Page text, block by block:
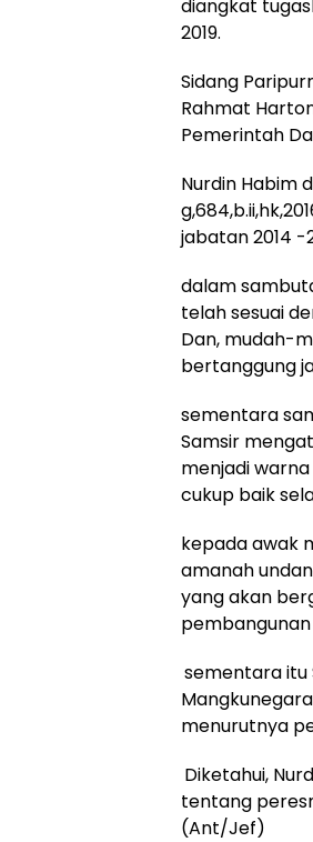
diangkat
2019.
Sidang
Rahmat
Pemerintah
Nurdin Habim
jabatan 2014 -
dalam
telah sesuai
Dan, mudah-
bertanggung
sementara
Samsir
menjadi
cukup baik
kepada awak
amanah
yang akan
sementara itu
menurutnya
Diketahui,
tentang
(Ant/Jef)